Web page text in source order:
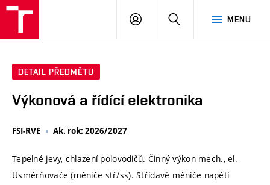
MENU
PŘIHLÁSIT
DETAIL PŘEDMĚTU
Výkonová a řídící elektronika
FSI-RVE Ak. rok: 2026/2027
Tepelné jevy, chlazení polovodičů. Činný výkon mech., el.
Usměrňovače (měniče stř/ss). Střídavé měniče napětí